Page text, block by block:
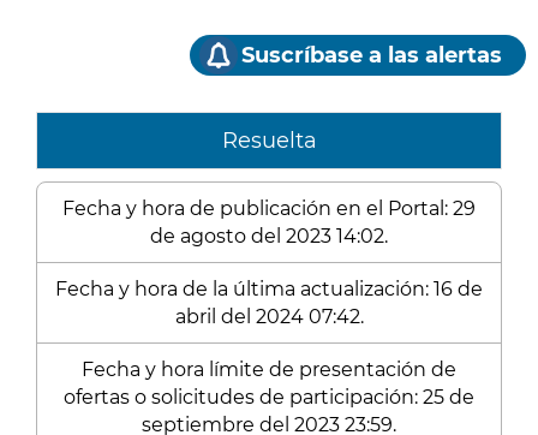
Suscríbase a las alertas
Resuelta
Fecha y hora de publicación en el Portal: 29
de agosto del 2023 14:02.
Fecha y hora de la última actualización: 16 de
abril del 2024 07:42.
Fecha y hora límite de presentación de
ofertas o solicitudes de participación: 25 de
septiembre del 2023 23:59.